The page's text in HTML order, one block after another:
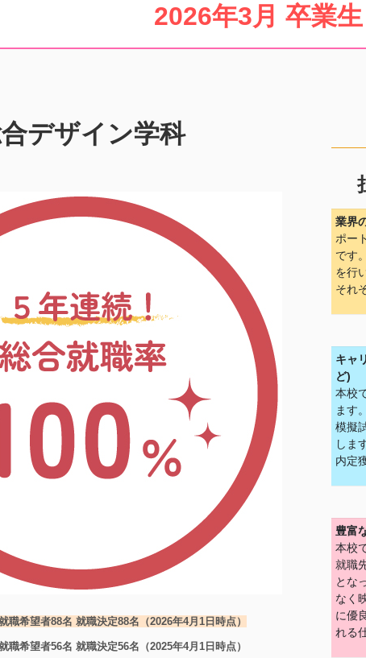
2026年3月 卒業
デザイン学科
職希望者88名 就職決定88名（2026年4月1日時点）
職希望者56名 就職決定56名（2025年4月1日時点）
業界
ポー
です
を行
それ
キャ
ど)
本校
ます
模擬
しま
内定
豊富
本校
就職
とな
なく
に優
れる